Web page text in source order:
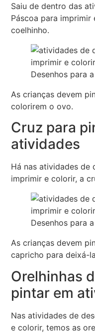
Saiu de dentro das
Páscoa para
coelhinho.
Desenhos para
As crianças devem
colorirem o ovo.
Cruz para
atividades
Há nas atividades de
imprimir e colorir, a
Desenhos para
As crianças devem
capricho para deixá-
Orelhinhas
pintar em
Nas atividades de
e colorir, temos as